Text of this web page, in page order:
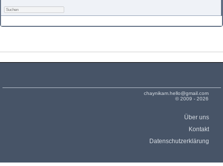
chaynikam.hello@gmail.com
© 2009 - 2026
Über uns
Kontakt
Datenschutzerklärung